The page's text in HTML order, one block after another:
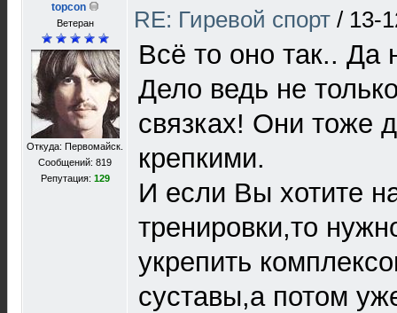
topcon
Ветеран
Откуда: Первомайск.
Сообщений: 819
Репутация: 129
RE: Гиревой спорт / 13-
Всё то оно так.. Да
Дело ведь не
связках! Они тоже
крепкими.
И если Вы хотите
тренировки,то
укрепить
суставы,а потом